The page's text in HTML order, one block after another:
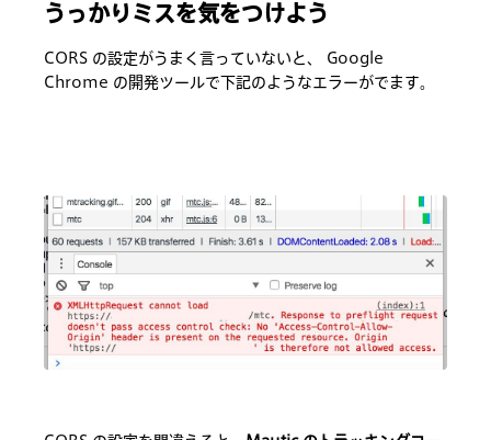
うっかりミスを気をつけよう
CORS の設定がうまく言っていないと、 Google
Chrome の開発ツールで下記のようなエラーがでます。